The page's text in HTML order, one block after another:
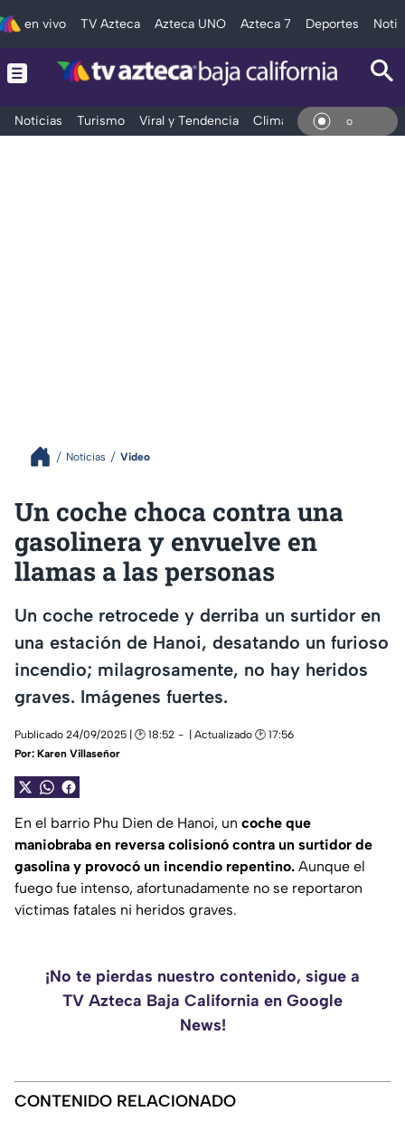
en vivo TV Azteca Azteca UNO Azteca 7 Deportes
Noticias Turismo Viral y Tendencia Clima Deportes En
Noticias Video
Un coche choca contra una
gasolinera y envuelve en
llamas a las personas
Un coche retrocede y derriba un surtidor en
una estación de Hanoi, desatando un furioso
incendio; milagrosamente, no hay heridos
graves. Imágenes fuertes.
Publicado 24/09/2025 | 🕑 18:52
| Actualizado 🕑 17:56
Por: Karen Villaseñor
En el barrio Phu Dien de Hanoi, un coche que
maniobraba en reversa colisionó contra un surtidor de
gasolina y provocó un incendio repentino. Aunque el
fuego fue intenso, afortunadamente no se reportaron
víctimas fatales ni heridos graves.
¡No te pierdas nuestro contenido, sigue a
TV Azteca Baja California en Google
News!
CONTENIDO RELACIONADO